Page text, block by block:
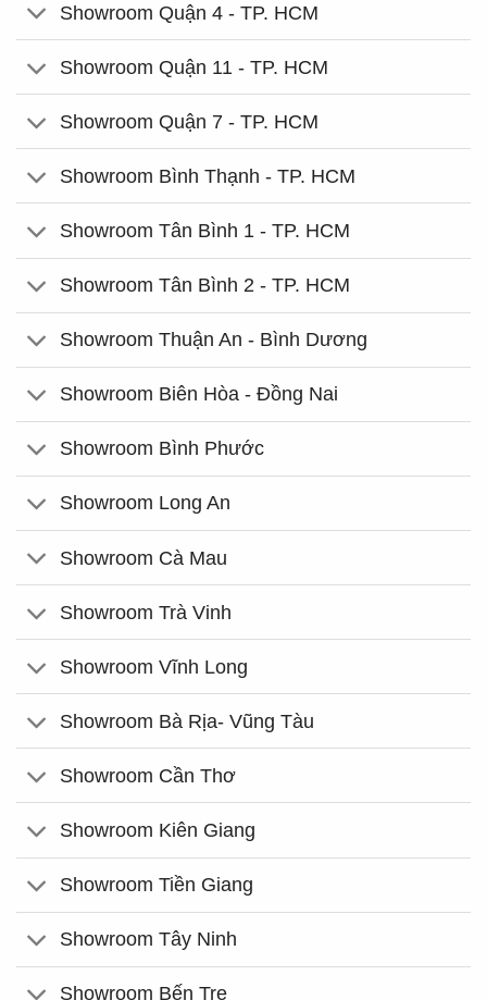
Showroom Quận 4 - TP. HCM
Showroom Quận 11 - TP. HCM
Showroom Quận 7 - TP. HCM
Showroom Bình Thạnh - TP. HCM
Showroom Tân Bình 1 - TP. HCM
Showroom Tân Bình 2 - TP. HCM
Showroom Thuận An - Bình Dương
Showroom Biên Hòa - Đồng Nai
Showroom Bình Phước
Showroom Long An
Showroom Cà Mau
Showroom Trà Vinh
Showroom Vĩnh Long
Showroom Bà Rịa- Vũng Tàu
Showroom Cần Thơ
Showroom Kiên Giang
Showroom Tiền Giang
Showroom Tây Ninh
Showroom Bến Tre